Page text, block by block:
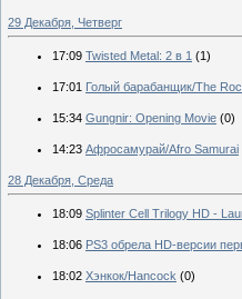
29 Декабря, Четверг
17:09 Twisted Metal: 2 в 1 (1)
17:01 Голый барабанщик/The
15:34 Gungnir: Opening Movie (0)
14:23 Афросамурай/Afro Samurai
28 Декабря, Среда
18:09 Splinter Cell Trilogy HD -
18:06 PS3 обрела HD-версии
18:02 Хэнкок/Hancock (0)